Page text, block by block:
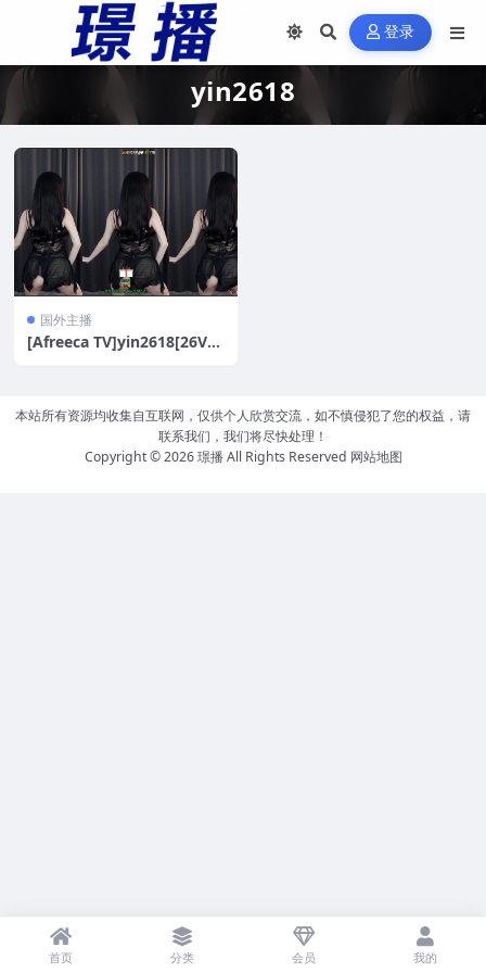
登录
yin2618
国外主播
[Afreeca TV]yin2618[26V/6
本站所有资源均收集自互联网，仅供个人欣赏交流，如不慎侵犯了您的权益，请
联系我们，我们将尽快处理！
Copyright © 2026璟播All Rights Reserved 网站地图
首页 分类 会员 我的